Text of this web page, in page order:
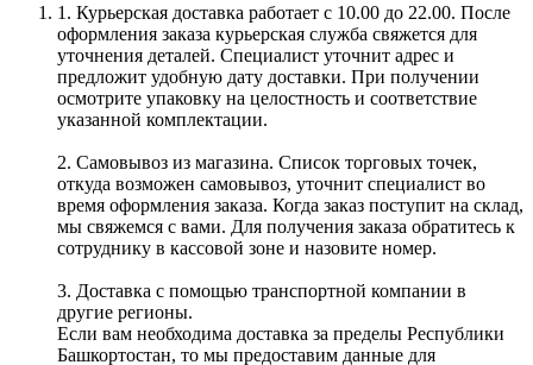
1. Курьерская доставка работает с 10.00 до 22.00. После
оформления заказа курьерская служба свяжется для
уточнения деталей. Специалист уточнит адрес и
предложит удобную дату доставки. При получении
осмотрите упаковку на целостность и соответствие
указанной комплектации.
2. Самовывоз из магазина. Список торговых точек,
откуда возможен самовывоз, уточнит специалист во
время оформления заказа. Когда заказ поступит на склад,
мы свяжемся с вами. Для получения заказа обратитесь к
сотруднику в кассовой зоне и назовите номер.
3. Доставка с помощью транспортной компании в
другие регионы.
Если вам необходима доставка за пределы Республики
Башкортостан, то мы предоставим данные для